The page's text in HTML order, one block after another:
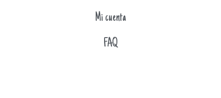
Mi cuenta
FAQ